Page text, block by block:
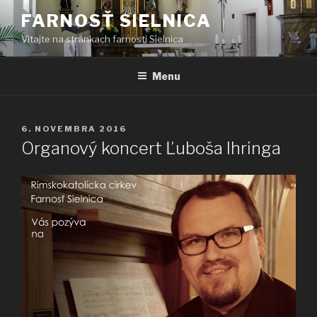
Prejsť
na
obsah
FARNOSŤ SIELNICA
Vitajte na stránkach farnosti Sielnica
Menu
PUBLIKOVANÉ
6. NOVEMBRA 2016
Organový koncert Ľuboša Ihringa